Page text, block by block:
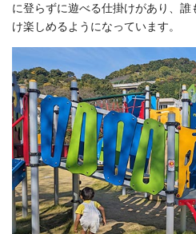
に登らずに遊べる仕掛けがあり、
け楽しめるようになっています。